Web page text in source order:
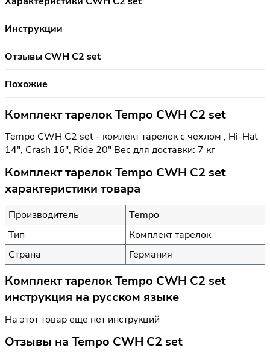
Инструкции
Отзывы CWH С2 set
Похожие
Комплект тарелок Tempo CWH С2 set
Tempo CWH С2 set - комлект тарелок с чехлом , Hi-Hat
14", Crash 16", Ride 20" Вес для доставки: 7 кг
Комплект тарелок Tempo CWH С2 set
характеристики товара
Производитель
Tempo
Тип
Комплект тарелок
Страна
Германия
Комплект тарелок Tempo CWH С2 set
инструкция на русском языке
На этот товар еще нет инструкций
Отзывы на Tempo CWH С2 set